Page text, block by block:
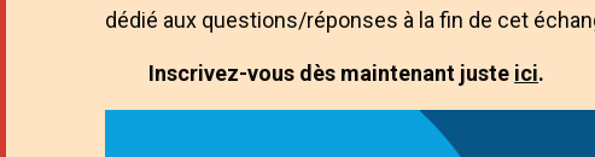
dédié aux questions/réponses à la fin de cet
Inscrivez-vous dès maintenant juste ici.